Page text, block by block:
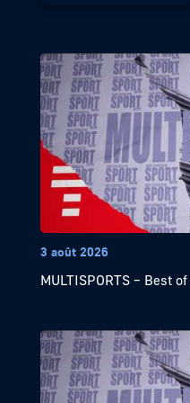
3 août 2026
MULTISPORTS – Best